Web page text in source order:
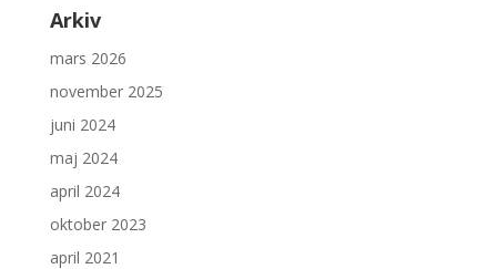
Arkiv
mars 2026
november 2025
juni 2024
maj 2024
april 2024
oktober 2023
april 2021